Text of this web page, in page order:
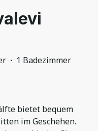
· 1 Badezimmer
bietet bequem
im Geschehen.